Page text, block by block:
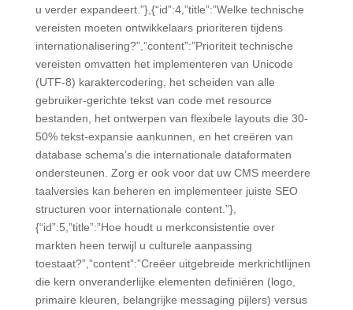
u verder expandeert.”},{“id”:4,”title”:”Welke technische
vereisten moeten ontwikkelaars prioriteren tijdens
internationalisering?”,”content”:”Prioriteit technische
vereisten omvatten het implementeren van Unicode
(UTF-8) karaktercodering, het scheiden van alle
gebruiker-gerichte tekst van code met resource
bestanden, het ontwerpen van flexibele layouts die 30-
50% tekst-expansie aankunnen, en het creëren van
database schema’s die internationale dataformaten
ondersteunen. Zorg er ook voor dat uw CMS meerdere
taalversies kan beheren en implementeer juiste SEO
structuren voor internationale content.”},
{“id”:5,”title”:”Hoe houdt u merkconsistentie over
markten heen terwijl u culturele aanpassing
toestaat?”,”content”:”Creëer uitgebreide merkrichtlijnen
die kern onveranderlijke elementen definiëren (logo,
primaire kleuren, belangrijke messaging pijlers) versus